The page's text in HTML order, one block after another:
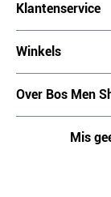
Klantenservice
Winkels
Over Bos Men
Mis